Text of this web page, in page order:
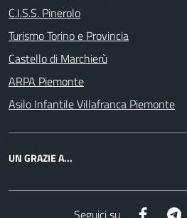
C.I.S.S. Pinerolo
Turismo Torino e Provincia
Castello di Marchierù
ARPA Piemonte
Asilo Infantile Villafranca Piemonte
UN GRAZIE A...
Seguici su Facebook